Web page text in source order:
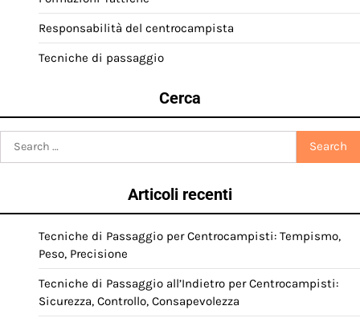
Responsabilità del centrocampista
Tecniche di passaggio
Cerca
Articoli recenti
Tecniche di Passaggio per Centrocampisti: Tempismo,
Peso, Precisione
Tecniche di Passaggio all’Indietro per Centrocampisti:
Sicurezza, Controllo, Consapevolezza